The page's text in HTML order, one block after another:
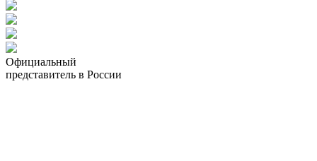
Официальный
представитель в России